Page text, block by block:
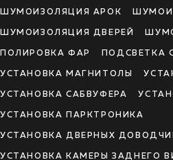
ШУМОИЗОЛЯЦИЯ АРОК
ШУМОИЗОЛЯЦИЯ ДВЕРЕЙ
ПОЛИРОВКА ФАР ПОДСВЕТКА
УСТАНОВКА МАГНИТОЛЫ
УСТАНОВКА САБВУФЕРА
УСТАНОВКА ПАРКТРОНИКА
УСТАНОВКА ДВЕРНЫХ
УСТАНОВКА КАМЕРЫ ЗАДНЕГО